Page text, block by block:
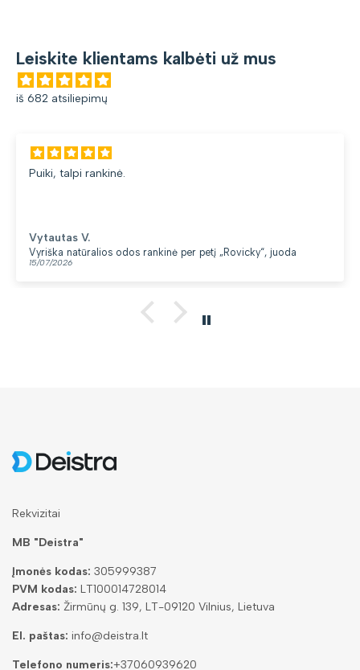
Leiskite klientams kalbėti už mus
iš 682 atsiliepimų
Puiki, talpi rankinė.
Vytautas V.
Vyriška natūralios odos rankinė per petį „Rovicky“, juoda
15/07/2026
Rekvizitai
MB "Deistra"
Įmonės kodas: 305999387
PVM kodas: LT100014728014
Adresas: Žirmūnų g. 139, LT-09120 Vilnius, Lietuva
El. paštas: info@deistra.lt
Telefono numeris:+37060939620